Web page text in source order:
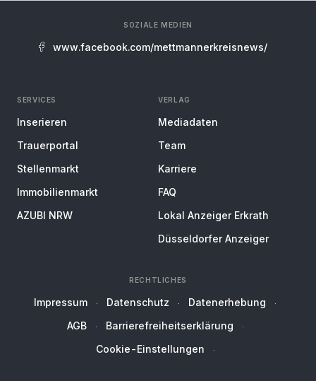
SOZIALE MEDIEN
www.facebook.com/mettmannerkreisnews/
SERVICES
Inserieren
Trauerportal
Stellenmarkt
Immobilienmarkt
AZUBI NRW
VERLAG
Mediadaten
Team
Karriere
FAQ
Lokal Anzeiger Erkrath
Düsseldorfer Anzeiger
RECHTLICHES
Impressum Datenschutz
Datenerhebung
AGB
Barrierefreiheitserklärung
Cookie-Einstellungen